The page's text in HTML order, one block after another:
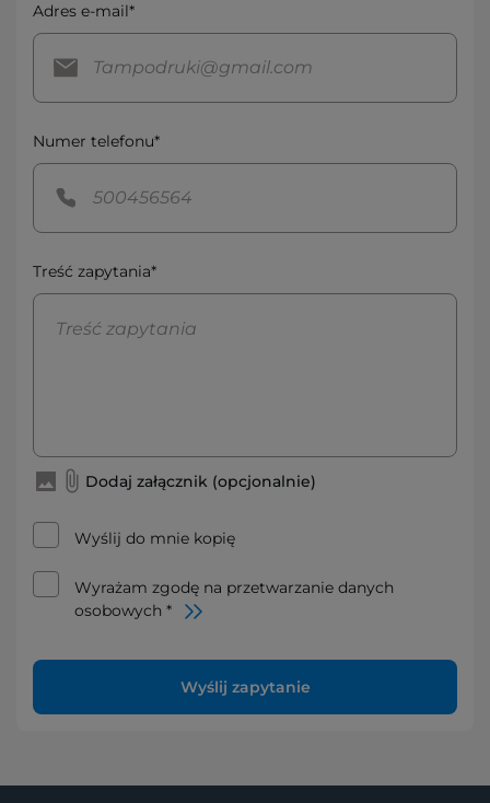
Adres e-mail*
Numer telefonu*
Treść zapytania*
Dodaj załącznik (opcjonalnie)
Wyślij do mnie kopię
Wyrażam zgodę na przetwarzanie danych
osobowych *
Wyślij zapytanie